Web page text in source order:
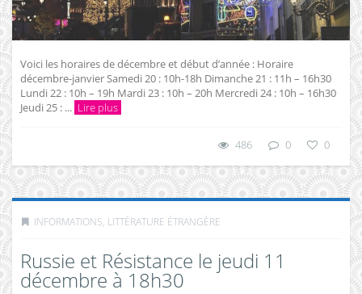
Voici les horaires de décembre et début d’année : Horaire
décembre-janvier Samedi 20 : 10h-18h Dimanche 21 : 11h – 16h30
Lundi 22 : 10h – 19h Mardi 23 : 10h – 20h Mercredi 24 : 10h – 16h30
Jeudi 25 : ... Lire plus
486 0 0
INFORMATIONS, LITTÉRATURE ÉTRANGÈRE
Russie et Résistance le jeudi 11
décembre à 18h30